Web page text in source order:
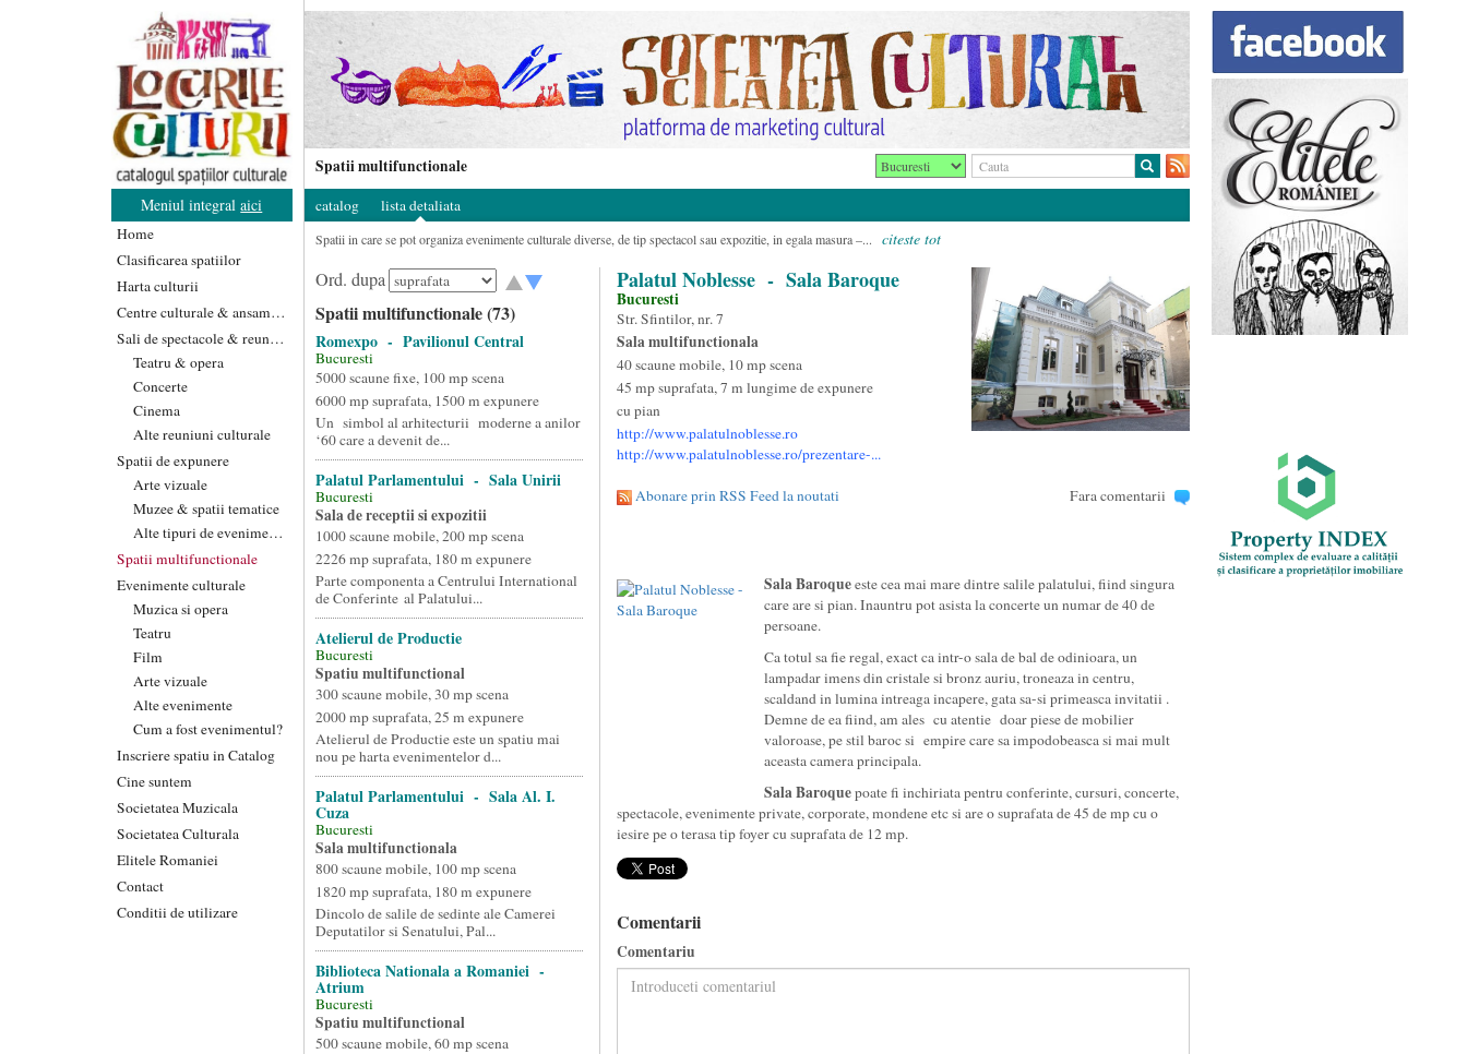
Meniul integralaici
Home
Clasificarea spatiilor
Harta culturii
Centre culturale & ansambluri
Sali de spectacole & reuniuni
Teatru & opera
Concerte
Cinema
Alte reuniuni culturale
Spatii de expunere
Arte vizuale
Muzee & spatii tematice
Alte tipuri de evenimente
Spatii multifunctionale
Evenimente culturale
Muzica si opera
Teatru
Film
Arte vizuale
Alte evenimente
Cum a fost evenimentul?
Inscriere spatiu in Catalog
Cine suntem
Societatea Muzicala
Societatea Culturala
Elitele Romaniei
Contact
Conditii de utilizare
Spatii multifunctionale
catalog lista detaliata
Spatii in care se pot organiza evenimente culturale diverse, de tip spectacol sau expozitie, in egala masura –... citeste tot
Ord. dupa
Spatii multifunctionale (73)
Romexpo - Pavilionul Central
Bucuresti
5000 scaune fixe, 100 mp scena
6000 mp suprafata, 1500 m expunere
Un simbol al arhitecturii moderne a anilor
‘60 care a devenit de...
Palatul Parlamentului - Sala Unirii
Bucuresti
Sala de receptii si expozitii
1000 scaune mobile, 200 mp scena
2226 mp suprafata, 180 m expunere
Parte componenta a Centrului International
de Conferinte al Palatului...
Atelierul de Productie
Bucuresti
Spatiu multifunctional
300 scaune mobile, 30 mp scena
2000 mp suprafata, 25 m expunere
Atelierul de Productie este un spatiu mai
nou pe harta evenimentelor d...
Palatul Parlamentului - Sala Al. I.
Cuza
Bucuresti
Sala multifunctionala
800 scaune mobile, 100 mp scena
1820 mp suprafata, 180 m expunere
Dincolo de salile de sedinte ale Camerei
Deputatilor si Senatului, Pal...
Biblioteca Nationala a Romaniei -
Atrium
Bucuresti
Spatiu multifunctional
500 scaune mobile, 60 mp scena
Palatul Noblesse - Sala Baroque
Bucuresti
Str. Sfintilor, nr. 7
Sala multifunctionala
40 scaune mobile, 10 mp scena
45 mp suprafata, 7 m lungime de expunere
cu pian
http://www.palatulnoblesse.ro
http://www.palatulnoblesse.ro/prezentare-...
Abonare prin RSS Feed la noutati Fara comentarii
Sala Baroqueeste cea mai mare dintre salile palatului, fiind singura
care are si pian. Inauntru pot asista la concerte un numar de 40 de
persoane.
Ca totul sa fie regal, exact ca intr-o sala de bal de odinioara, un
lampadar imens din cristale si bronz auriu, troneaza in centru,
scaldand in lumina intreaga incapere, gata sa-si primeasca invitatii .
Demne de ea fiind, am ales cu atentie doar piese de mobilier
valoroase, pe stil baroc si empire care sa impodobeasca si mai mult
aceasta camera principala.
Sala Baroquepoate fi inchiriata pentru conferinte, cursuri, concerte,
spectacole, evenimente private, corporate, mondene etc si are o suprafata de 45 de mp cu o
iesire pe o terasa tip foyer cu suprafata de 12 mp.
Comentarii
Comentariu